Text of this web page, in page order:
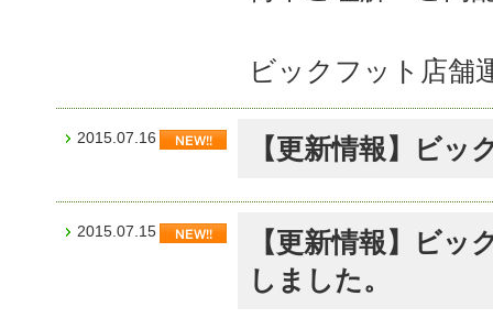
ビックフット店舗
2015.07.16 【更新情報】ビ
2015.07.15
【更新情報】ビ
しました。